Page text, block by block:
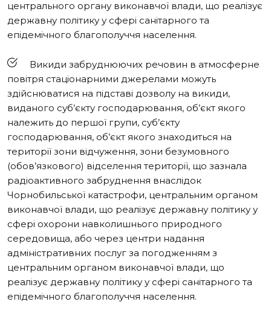
центрального органу виконавчої влади, що реалізує
державну політику у сфері санітарного та
епідемічного благополуччя населення.
Викиди забруднюючих речовин в атмосферне
повітря стаціонарними джерелами можуть
здійснюватися на підставі дозволу на викиди,
виданого суб’єкту господарювання, об’єкт якого
належить до першої групи, суб’єкту
господарювання, об’єкт якого знаходиться на
території зони відчуження, зони безумовного
(обов’язкового) відселення території, що зазнала
радіоактивного забруднення внаслідок
Чорнобильської катастрофи, центральним органом
виконавчої влади, що реалізує державну політику у
сфері охорони навколишнього природного
середовища, або через центри надання
адміністративних послуг за погодженням з
центральним органом виконавчої влади, що
реалізує державну політику у сфері санітарного та
епідемічного благополуччя населення.